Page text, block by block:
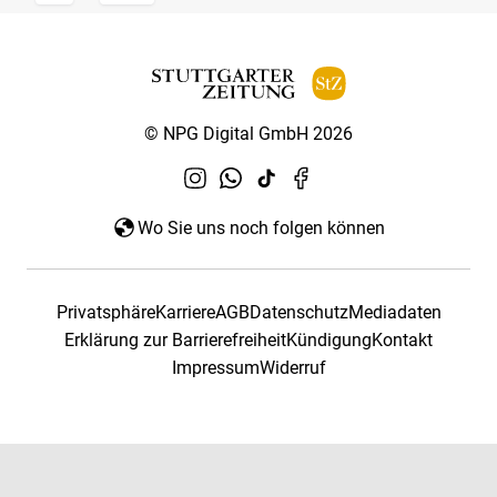
© NPG Digital GmbH 2026
Wo Sie uns noch folgen können
PrivatsphäreKarriereAGBDatenschutzMediadaten
Erklärung zur BarrierefreiheitKündigungKontakt
ImpressumWiderruf